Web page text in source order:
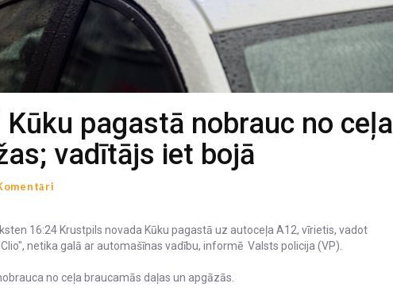
Kūku pagastā nobrauc no ceļa
vadītājs iet bojā
16:24 Krustpils novada Kūku pagastā uz autoceļa A12, vīrietis, vadot
netika galā ar automašīnas vadību, informē Valsts policija (VP).
no ceļa braucamās daļas un apgāzās.